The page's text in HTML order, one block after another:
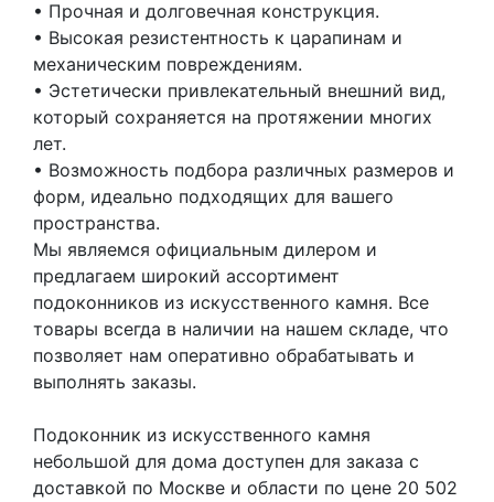
• Прочная и долговечная конструкция.
• Высокая резистентность к царапинам и
механическим повреждениям.
• Эстетически привлекательный внешний вид,
который сохраняется на протяжении многих
лет.
• Возможность подбора различных размеров и
форм, идеально подходящих для вашего
пространства.
Мы являемся официальным дилером и
предлагаем широкий ассортимент
подоконников из искусственного камня. Все
товары всегда в наличии на нашем складе, что
позволяет нам оперативно обрабатывать и
выполнять заказы.
Подоконник из искусственного камня
небольшой для дома доступен для заказа с
доставкой по Москве и области по цене 20 502